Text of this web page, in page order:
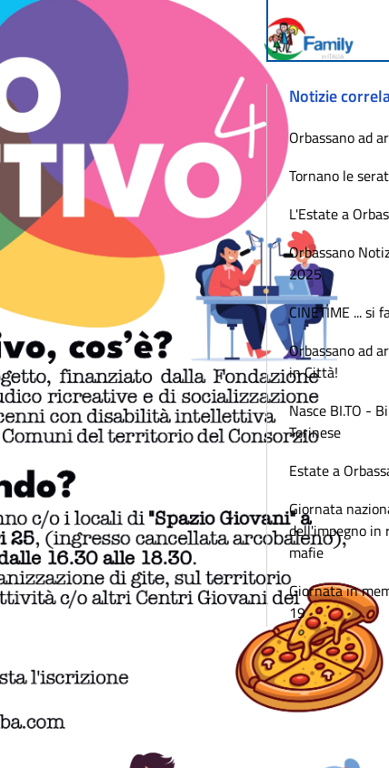
Notizie
Orbassano ad
Tornano le
L'Estate a
Orbassano
2025
CINETIME ... si
Orbassano ad
in Città!
Nasce BI.TO -
Torinese
Estate a
Giornata
dell'impegno in
mafie
Giornata in
19